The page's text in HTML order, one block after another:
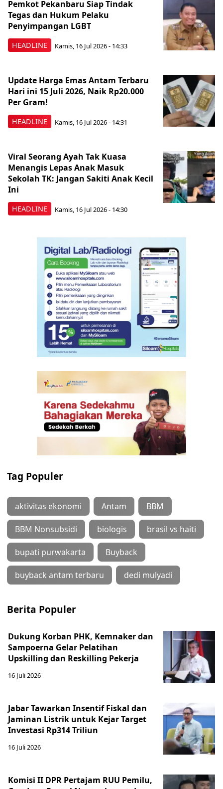
HEADLINE
Pemkot Pekanbaru Siap Tindak
Tegas dan Hukum Pelaku
Penyimpangan LGBT
Kamis, 16 Jul 2026 - 14:33
HEADLINE
Update Harga Emas Antam Terbaru
Hari ini 15 Juli 2026, Naik Rp20.000
Per Gram!
Kamis, 16 Jul 2026 - 14:31
HEADLINE
Viral Seorang Ayah Tak Kuasa
Menangis Lepas Anak Masuk
Sekolah TK: Jangan Sakiti Anak Kecil
Ini
Kamis, 16 Jul 2026 - 14:30
Tag Populer
aktivitas ekonomi Antam BBM
BBM Nonsubsidi biologis brasil vs haiti
bupati purwakarta Buyback
buyback antam terbaru dedi mulyadi
Berita Populer
Dukung Korban PHK, Kemnaker dan
Sampoerna Gelar Pelatihan
Upskilling dan Reskilling Pekerja
16 Juli 2026
Jabar Tawarkan Insentif Fiskal dan
Jaminan Listrik untuk Kejar Target
Investasi Rp314 Triliun
16 Juli 2026
Komisi II DPR Pertajam RUU Pemilu,